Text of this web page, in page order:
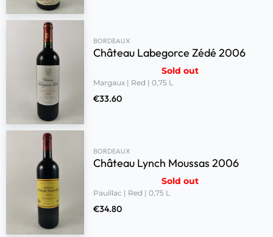
BORDEAUX
Château Labegorce Zédé 2006
Sold out
Margaux | Red | 0,75 L
€33.60
BORDEAUX
Château Lynch Moussas 2006
Sold out
Pauillac | Red | 0,75 L
€34.80